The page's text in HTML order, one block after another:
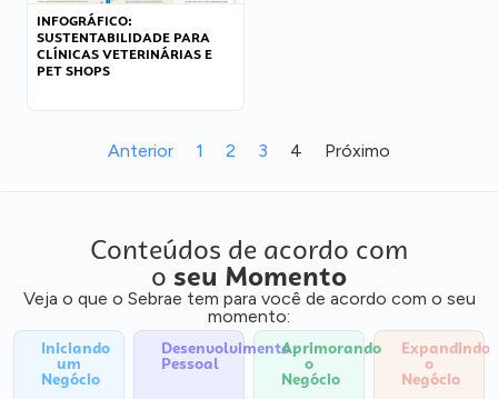
INFOGRÁFICO:
SUSTENTABILIDADE PARA
CLÍNICAS VETERINÁRIAS E
PET SHOPS
Anterior 1 2 3 4 Próximo
Conteúdos de acordo com
o seu Momento
Veja o que o Sebrae tem para você de acordo com o seu
momento:
Iniciando
um
Negócio
Desenvolvimento
Pessoal
Aprimorando
o
Negócio
Expandindo
o
Negócio